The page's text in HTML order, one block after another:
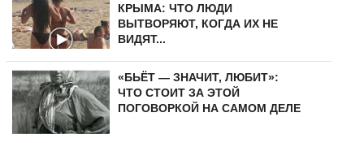
КРЫМА: ЧТО ЛЮДИ
ВЫТВОРЯЮТ, КОГДА ИХ НЕ
ВИДЯТ...
«БЬЁТ — ЗНАЧИТ, ЛЮБИТ»:
ЧТО СТОИТ ЗА ЭТОЙ
ПОГОВОРКОЙ НА САМОМ ДЕЛЕ